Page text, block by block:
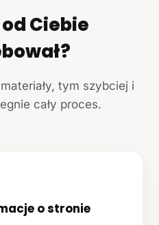
Ciebie
tym szybciej i
cały proces.
o stronie